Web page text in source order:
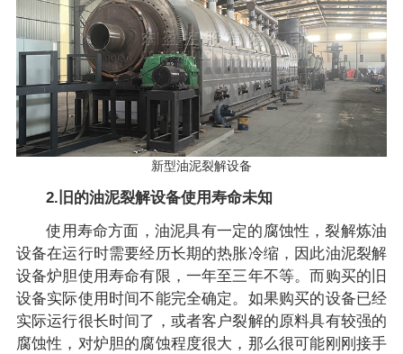
新型油泥裂解设备
2.旧的油泥裂解设备使用寿命未知
使用寿命方面，油泥具有一定的腐蚀性，裂解炼油
设备在运行时需要经历长期的热胀冷缩，因此油泥裂解
设备炉胆使用寿命有限，一年至三年不等。而购买的旧
设备实际使用时间不能完全确定。如果购买的设备已经
实际运行很长时间了，或者客户裂解的原料具有较强的
腐蚀性，对炉胆的腐蚀程度很大，那么很可能刚刚接手